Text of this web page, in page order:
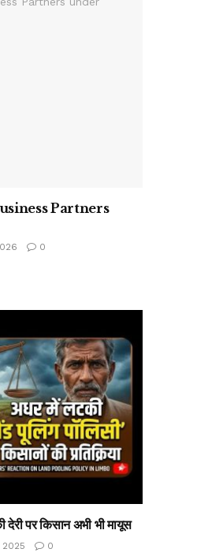
Partners
0
देरी पर किसान अभी भी मायूस
2025 0